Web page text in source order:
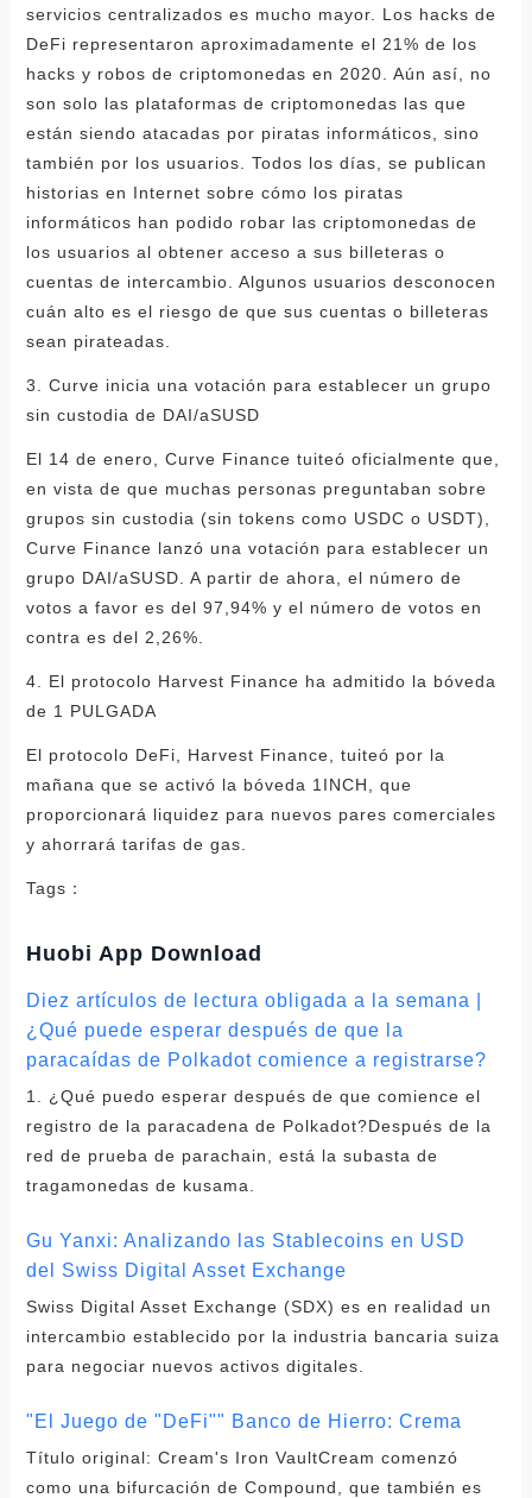
servicios centralizados es mucho mayor. Los hacks de
DeFi representaron aproximadamente el 21% de los
hacks y robos de criptomonedas en 2020. Aún así, no
son solo las plataformas de criptomonedas las que
están siendo atacadas por piratas informáticos, sino
también por los usuarios. Todos los días, se publican
historias en Internet sobre cómo los piratas
informáticos han podido robar las criptomonedas de
los usuarios al obtener acceso a sus billeteras o
cuentas de intercambio. Algunos usuarios desconocen
cuán alto es el riesgo de que sus cuentas o billeteras
sean pirateadas.
3. Curve inicia una votación para establecer un grupo
sin custodia de DAI/aSUSD
El 14 de enero, Curve Finance tuiteó oficialmente que,
en vista de que muchas personas preguntaban sobre
grupos sin custodia (sin tokens como USDC o USDT),
Curve Finance lanzó una votación para establecer un
grupo DAI/aSUSD. A partir de ahora, el número de
votos a favor es del 97,94% y el número de votos en
contra es del 2,26%.
4. El protocolo Harvest Finance ha admitido la bóveda
de 1 PULGADA
El protocolo DeFi, Harvest Finance, tuiteó por la
mañana que se activó la bóveda 1INCH, que
proporcionará liquidez para nuevos pares comerciales
y ahorrará tarifas de gas.
Tags：
Huobi App Download
Diez artículos de lectura obligada a la semana |
¿Qué puede esperar después de que la
paracaídas de Polkadot comience a registrarse?
1. ¿Qué puedo esperar después de que comience el
registro de la paracadena de Polkadot?Después de la
red de prueba de parachain, está la subasta de
tragamonedas de kusama.
Gu Yanxi: Analizando las Stablecoins en USD
del Swiss Digital Asset Exchange
Swiss Digital Asset Exchange (SDX) es en realidad un
intercambio establecido por la industria bancaria suiza
para negociar nuevos activos digitales.
"El Juego de "DeFi"" Banco de Hierro: Crema
Título original: Cream's Iron VaultCream comenzó
como una bifurcación de Compound, que también es